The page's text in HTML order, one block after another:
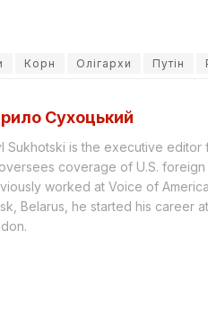
Корн Олігархи Путін
Сухоцький
Sukhotski is the executive
coverage of U.S.
worked at Voice of
Belarus, he started his career